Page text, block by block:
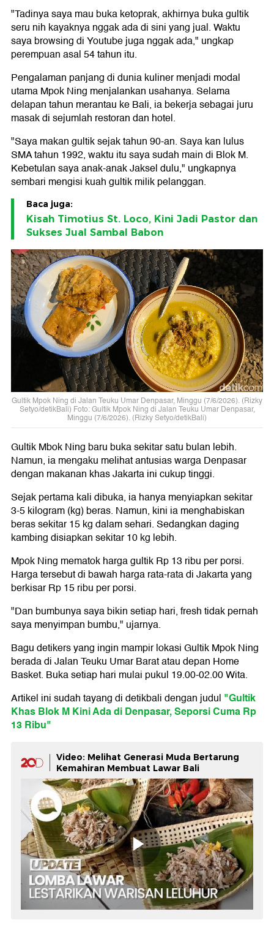
"Tadinya saya mau buka ketoprak, akhirnya buka gultik
seru nih kayaknya nggak ada di sini yang jual. Waktu
saya browsing di Youtube juga nggak ada," ungkap
perempuan asal 54 tahun itu.
Pengalaman panjang di dunia kuliner menjadi modal
utama Mpok Ning menjalankan usahanya. Selama
delapan tahun merantau ke Bali, ia bekerja sebagai juru
masak di sejumlah restoran dan hotel.
"Saya makan gultik sejak tahun 90-an. Saya kan lulus
SMA tahun 1992, waktu itu saya sudah main di Blok M.
Kebetulan saya anak-anak Jaksel dulu," ungkapnya
sembari mengisi kuah gultik milik pelanggan.
Baca juga:
Kisah Timotius St. Loco, Kini Jadi Pastor dan
Sukses Jual Sambal Babon
Gultik Mpok Ning di Jalan Teuku Umar Denpasar, Minggu (7/6/2026). (Rizky
Setyo/detikBali) Foto: Gultik Mpok Ning di Jalan Teuku Umar Denpasar,
Minggu (7/6/2026). (Rizky Setyo/detikBali)
Gultik Mbok Ning baru buka sekitar satu bulan lebih.
Namun, ia mengaku melihat antusias warga Denpasar
dengan makanan khas Jakarta ini cukup tinggi.
Sejak pertama kali dibuka, ia hanya menyiapkan sekitar
3-5 kilogram (kg) beras. Namun, kini ia menghabiskan
beras sekitar 15 kg dalam sehari. Sedangkan daging
kambing disiapkan sekitar 10 kg lebih.
Mpok Ning mematok harga gultik Rp 13 ribu per porsi.
Harga tersebut di bawah harga rata-rata di Jakarta yang
berkisar Rp 15 ribu per porsi.
"Dan bumbunya saya bikin setiap hari, fresh tidak pernah
saya menyimpan bumbu," ujarnya.
Bagu detikers yang ingin mampir lokasi Gultik Mpok Ning
berada di Jalan Teuku Umar Barat atau depan Home
Basket. Buka setiap hari mulai pukul 19.00-02.00 Wita.
Artikel ini sudah tayang di detikbali dengan judul "Gultik
Khas Blok M Kini Ada di Denpasar, Seporsi Cuma Rp
13 Ribu"
Video: Melihat Generasi Muda Bertarung
Kemahiran Membuat Lawar Bali